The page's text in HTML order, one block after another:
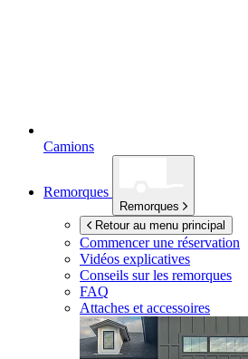
Camions
Remorques
Remorques
Retour au menu principal
Commencer une réservation
Vidéos explicatives
Conseils sur les remorques
FAQ
Attaches et accessoires